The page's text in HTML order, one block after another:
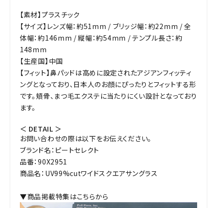
【素材】プラスチック
【サイズ】レンズ幅：約51mm / ブリッジ幅：約22mm / 全
体幅：約146mm / 縦幅：約54mm / テンプル長さ：約
148mm
【生産国】中国
【フィット】鼻パッドは高めに設定されたアジアンフィッティ
ングとなっており、日本人のお顔にぴったりとフィットする形
です。頬骨、まつ毛エクステに当たりにくい設計となっており
ます。
＜ DETAIL ＞
お問い合わせの際は以下をお伝えください。
ブランド名：ピートセレクト
品番：90X2951
商品名：UV99%cutワイドスクエアサングラス
▼商品掲載特集はこちらから